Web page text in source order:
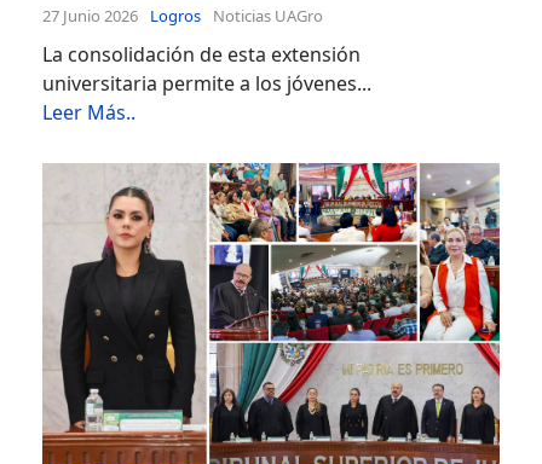
27 Junio 2026 Logros Noticias UAGro
La consolidación de esta extensión
universitaria permite a los jóvenes...
Leer Más..